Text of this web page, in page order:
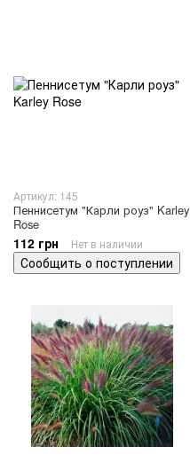
Артикул: 145
Пеннисетум "Карли роуз" Karley
Rose
112 грн Нет в наличии
Сообщить о поступлении